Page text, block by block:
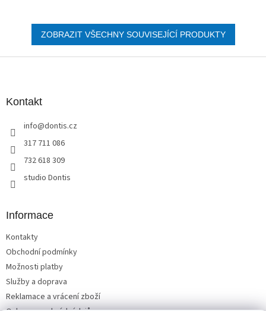
ZOBRAZIT VŠECHNY SOUVISEJÍCÍ PRODUKTY
Kontakt
info@dontis.cz
317 711 086
732 618 309
studio Dontis
Informace
Kontakty
Obchodní podmínky
Možnosti platby
Služby a doprava
Reklamace a vrácení zboží